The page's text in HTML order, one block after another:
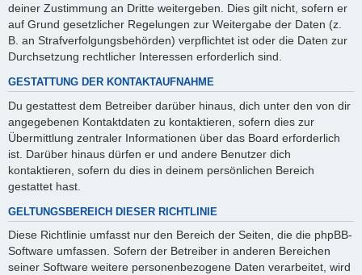
deiner Zustimmung an Dritte weitergeben. Dies gilt nicht, sofern er
auf Grund gesetzlicher Regelungen zur Weitergabe der Daten (z.
B. an Strafverfolgungsbehörden) verpflichtet ist oder die Daten zur
Durchsetzung rechtlicher Interessen erforderlich sind.
GESTATTUNG DER KONTAKTAUFNAHME
Du gestattest dem Betreiber darüber hinaus, dich unter den von dir
angegebenen Kontaktdaten zu kontaktieren, sofern dies zur
Übermittlung zentraler Informationen über das Board erforderlich
ist. Darüber hinaus dürfen er und andere Benutzer dich
kontaktieren, sofern du dies in deinem persönlichen Bereich
gestattet hast.
GELTUNGSBEREICH DIESER RICHTLINIE
Diese Richtlinie umfasst nur den Bereich der Seiten, die die phpBB-
Software umfassen. Sofern der Betreiber in anderen Bereichen
seiner Software weitere personenbezogene Daten verarbeitet, wird